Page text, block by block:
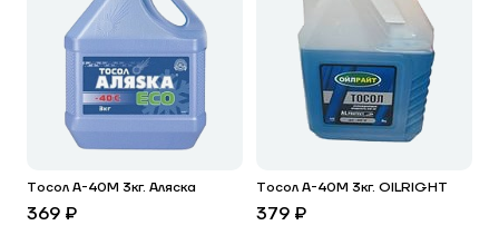
Тосол А-40М 3кг. Аляска
369 ₽
Тосол А-40М 3кг. OILRIGHT
379 ₽